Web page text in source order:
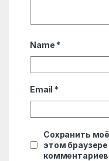
Name *
Email *
Сохранить
этом